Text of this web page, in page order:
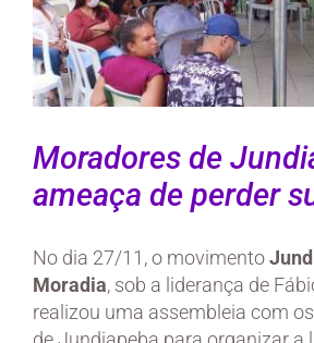
Moradores de
ameaça de perder
No dia 27/11, o movimento
Moradia, sob a liderança de
realizou uma assembleia com